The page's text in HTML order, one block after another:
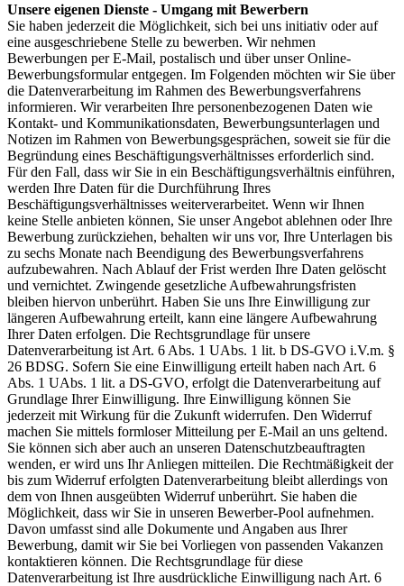
Unsere eigenen Dienste - Umgang mit Bewerbern
Sie haben jederzeit die Möglichkeit, sich bei uns initiativ oder auf
eine ausgeschriebene Stelle zu bewerben. Wir nehmen
Bewerbungen per E-Mail, postalisch und über unser Online-
Bewerbungsformular entgegen. Im Folgenden möchten wir Sie über
die Datenverarbeitung im Rahmen des Bewerbungsverfahrens
informieren. Wir verarbeiten Ihre personenbezogenen Daten wie
Kontakt- und Kommunikationsdaten, Bewerbungsunterlagen und
Notizen im Rahmen von Bewerbungsgesprächen, soweit sie für die
Begründung eines Beschäftigungsverhältnisses erforderlich sind.
Für den Fall, dass wir Sie in ein Beschäftigungsverhältnis einführen,
werden Ihre Daten für die Durchführung Ihres
Beschäftigungsverhältnisses weiterverarbeitet. Wenn wir Ihnen
keine Stelle anbieten können, Sie unser Angebot ablehnen oder Ihre
Bewerbung zurückziehen, behalten wir uns vor, Ihre Unterlagen bis
zu sechs Monate nach Beendigung des Bewerbungsverfahrens
aufzubewahren. Nach Ablauf der Frist werden Ihre Daten gelöscht
und vernichtet. Zwingende gesetzliche Aufbewahrungsfristen
bleiben hiervon unberührt. Haben Sie uns Ihre Einwilligung zur
längeren Aufbewahrung erteilt, kann eine längere Aufbewahrung
Ihrer Daten erfolgen. Die Rechtsgrundlage für unsere
Datenverarbeitung ist Art. 6 Abs. 1 UAbs. 1 lit. b DS-GVO i.V.m. §
26 BDSG. Sofern Sie eine Einwilligung erteilt haben nach Art. 6
Abs. 1 UAbs. 1 lit. a DS-GVO, erfolgt die Datenverarbeitung auf
Grundlage Ihrer Einwilligung. Ihre Einwilligung können Sie
jederzeit mit Wirkung für die Zukunft widerrufen. Den Widerruf
machen Sie mittels formloser Mitteilung per E-Mail an uns geltend.
Sie können sich aber auch an unseren Datenschutzbeauftragten
wenden, er wird uns Ihr Anliegen mitteilen. Die Rechtmäßigkeit der
bis zum Widerruf erfolgten Datenverarbeitung bleibt allerdings von
dem von Ihnen ausgeübten Widerruf unberührt. Sie haben die
Möglichkeit, dass wir Sie in unseren Bewerber-Pool aufnehmen.
Davon umfasst sind alle Dokumente und Angaben aus Ihrer
Bewerbung, damit wir Sie bei Vorliegen von passenden Vakanzen
kontaktieren können. Die Rechtsgrundlage für diese
Datenverarbeitung ist Ihre ausdrückliche Einwilligung nach Art. 6